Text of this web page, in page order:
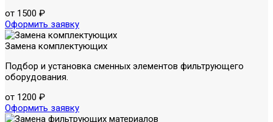
от 1500 ₽
Оформить заявку
Замена комплектующих
Подбор и установка сменных элементов фильтрующего
оборудования.
от 1200 ₽
Оформить заявку